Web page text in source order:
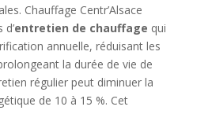
Chauffage Centr’Alsace
entretien de chauffage qui
annuelle, réduisant les
la durée de vie de
régulier peut diminuer la
de 10 à 15 %. Cet